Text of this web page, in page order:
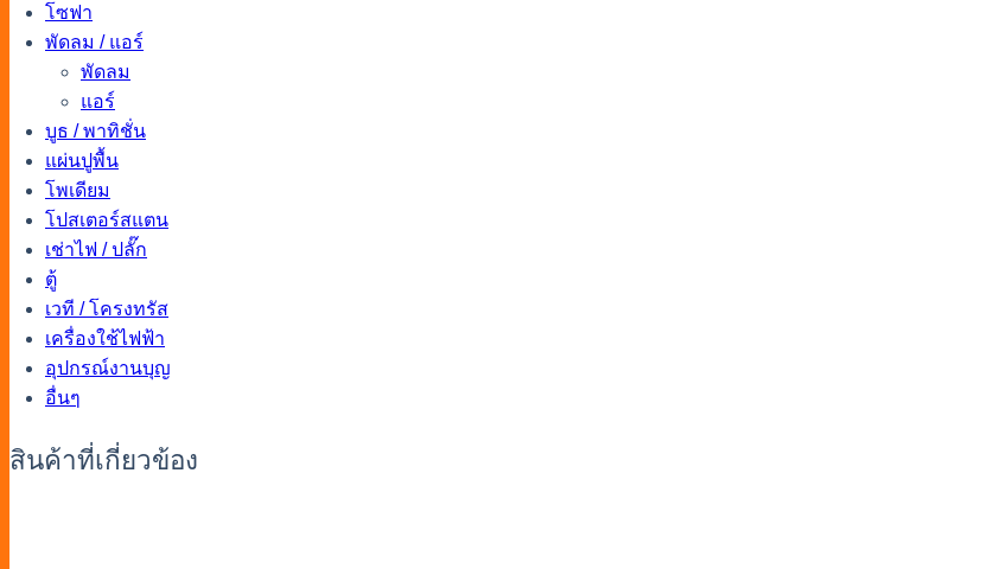
โซฟา
พัดลม / แอร์
พัดลม
แอร์
บูธ / พาทิชั่น
แผ่นปูพื้น
โพเดียม
โปสเตอร์สแตน
เช่าไฟ / ปลั๊ก
ตู้
เวที / โครงทรัส
เครื่องใช้ไฟฟ้า
อุปกรณ์งานบุญ
อื่นๆ
สินค้าที่เกี่ยวข้อง